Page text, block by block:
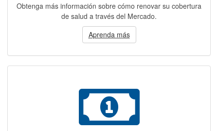
Obtenga más información sobre cómo renovar su cobertura
de salud a través del Mercado.
Aprenda más